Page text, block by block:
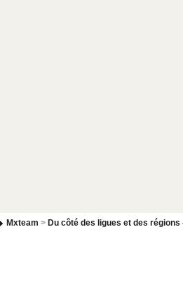
Mxteam > Du côté des ligues et des régions